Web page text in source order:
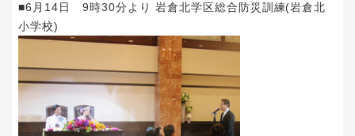
■6月14日 9時30分より 岩倉北学区総合防災訓練(岩倉北
小学校)